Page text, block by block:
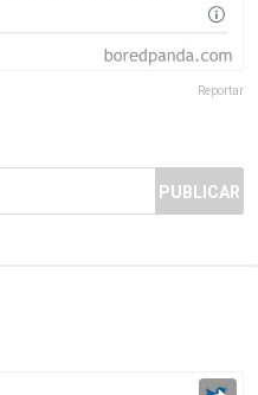
Reportar
PUBLICAR